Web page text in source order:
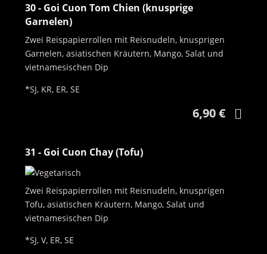
30 - Goi Cuon Tom Chien (knusprige
Garnelen)
Zwei Reispapierrollen mit Reisnudeln, knusprigen
Garnelen, asiatischen Kräutern, Mango, Salat und
vietnamesischen Dip
*SJ, KR, ER, SE
6,90 €
31 - Goi Cuon Chay (Tofu)
Zwei Reispapierrollen mit Reisnudeln, knusprigen
Tofu, asiatischen Kräutern, Mango, Salat und
vietnamesischen Dip
*SJ, V, ER, SE